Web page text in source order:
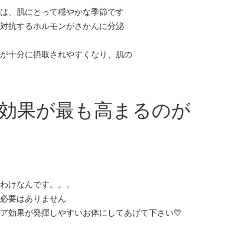
、肌にとって穏やかな季節です
抗するホルモンがさかんに分泌
十分に摂取されやすくなり、肌の
果が最も高まるのが
けなんです。。。
要はありません
効果が発揮しやすいお体にしてあげて下さい💛